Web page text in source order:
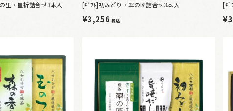
里・星折詰合せ3本入 [ｷﾞﾌﾄ]初みどり・翠の匠詰合せ3本入
¥3,256税込
[ｷﾞ